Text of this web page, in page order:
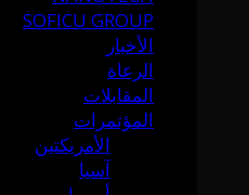
SOFICU GROUP
الأخبار
الرعاة
المقابلات
المؤتمرات
الأمريكتين
آسيا